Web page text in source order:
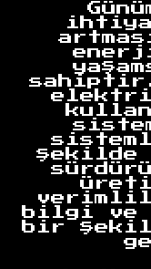
şekilde
bilgi ve
bir